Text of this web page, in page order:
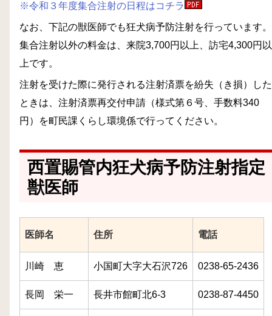
※令和３年度集合注射の日程はコチラ
なお、下記の獣医師でも狂犬病予防注射を行っています。
集合注射以外の料金は、来院3,700円以上、訪宅4,300円以
上です。
注射を受けた際に発行される注射済票を紛失（き損）した
ときは、注射済票再交付申請（様式第６号、手数料340
円）を町民課くらし環境係で行ってください。
西置賜管内狂犬病予防注射指定
獣医師
医師名 住所 電話
川崎 恵 小国町大字大石沢726 0238-65-2436
長岡 栄一 長井市館町北6-3 0238-87-4450